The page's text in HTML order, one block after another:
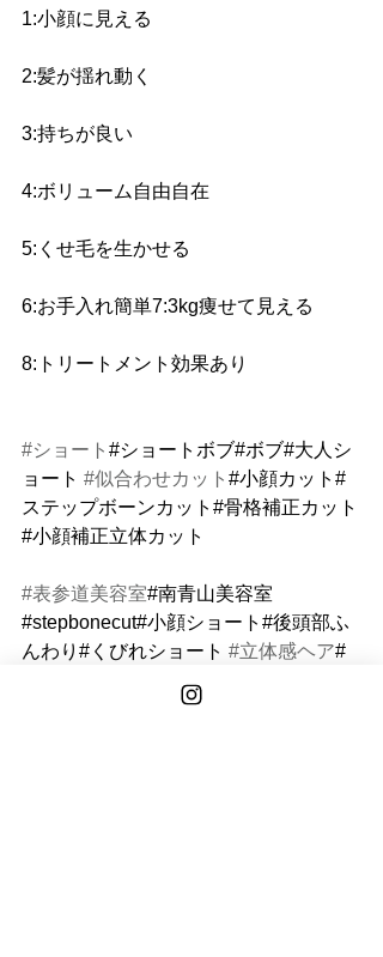
1:小顔に見える
2:髪が揺れ動く
3:持ちが良い
4:ボリューム自由自在
5:くせ毛を生かせる
6:お手入れ簡単7:3kg痩せて見える
8:トリートメント効果あり
#ショート #ショートボブ#ボブ#大人シ
ョート #似合わせカット #小顔カット#
ステップボーンカット#骨格補正カット
#小顔補正立体カット
#表参道美容室#南青山美容室
#stepbonecut#小顔ショート#後頭部ふ
んわり#くびれショート #立体感ヘア#
大人可愛いショート